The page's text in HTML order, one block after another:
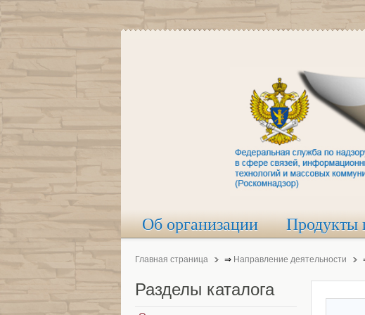
Об организации Продукты
Главная страница ⇒ Направление деятельности
Разделы каталога